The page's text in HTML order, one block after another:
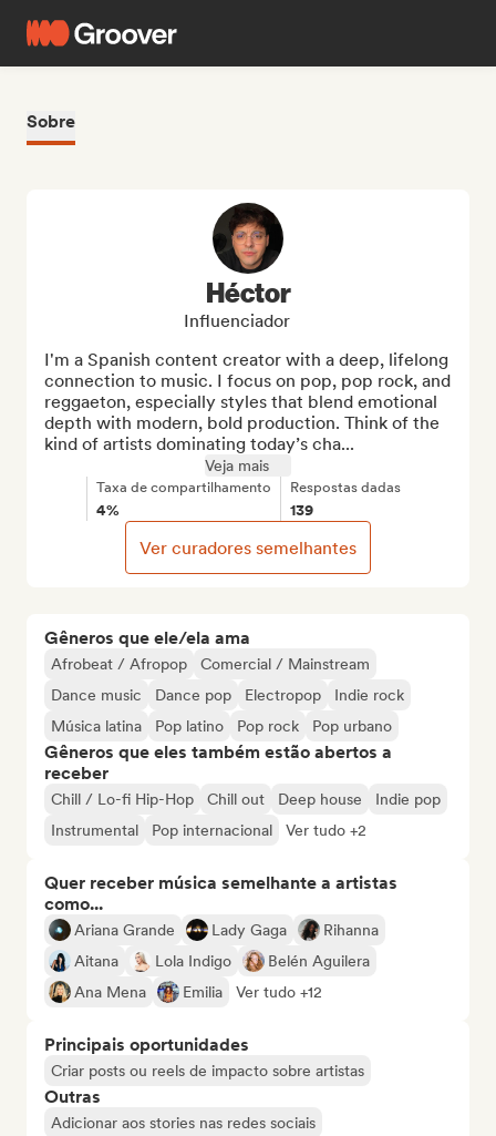
Sobre
Gêneros que ele/ela ama
Afrobeat / Afropop
Comercial / Mainstream
Dance music
Dance pop Electropop
Indie rock
Música latina
Pop latino Pop rock Pop urbano
Gêneros que eles também estão abertos a
receber
Chill / Lo-fi Hip-Hop Chill out Deep house
Indie pop
Instrumental
Pop internacional Ver tudo +2
Quer receber música semelhante a artistas
como...
Ariana Grande Lady Gaga
Rihanna
Aitana
Lola Indigo
Belén Aguilera
Ana Mena
Emilia Ver tudo +12
Principais oportunidades
Criar posts ou reels de impacto sobre artistas
Outras
Adicionar aos stories nas redes sociais
Héctor
Influenciador
I'm a Spanish content creator with a deep, lifelong
connection to music. I focus on pop, pop rock, and
reggaeton, especially styles that blend emotional
depth with modern, bold production. Think of the
kind of artists dominating today’s cha...
Veja mais
Taxa de compartilhamento
4%
Respostas dadas
139
Ver curadores semelhantes